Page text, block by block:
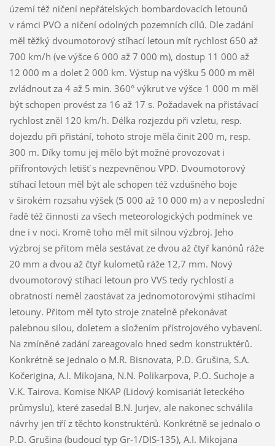
území též ničení nepřátelských bombardovacích letounů
v rámci PVO a ničení odolných pozemních cílů. Dle zadání
měl těžký dvoumotorový stíhací letoun mít rychlost 650 až
700 km/h (ve výšce 6 000 až 7 000 m), dostup 11 000 až
12 000 m a dolet 2 000 km. Výstup na výšku 5 000 m měl
zvládnout za 4 až 5 min. 360° výkrut ve výšce 1 000 m měl
být schopen provést za 16 až 17 s. Požadavek na přistávací
rychlost zněl 120 km/h. Délka rozjezdu při vzletu, resp.
dojezdu při přistání, tohoto stroje měla činit 200 m, resp.
300 m. Díky tomu jej mělo být možné provozovat i
přífrontových letišť s nezpevněnou VPD. Dvoumotorový
stíhací letoun měl být ale schopen též vzdušného boje
v širokém rozsahu výšek (5 000 až 10 000 m) a v neposlední
řadě též činnosti za všech meteorologických podmínek ve
dne i v noci. Kromě toho měl mít silnou výzbroj. Jeho
výzbroj se přitom měla sestávat ze dvou až čtyř kanónů ráže
20 mm a dvou až čtyř kulometů ráže 12,7 mm. Nový
dvoumotorový stíhací letoun pro VVS tedy rychlostí a
obratností neměl zaostávat za jednomotorovými stíhacími
letouny. Přitom měl tyto stroje znatelně překonávat
palebnou silou, doletem a složením přístrojového vybavení.
Na zmíněné zadání zareagovalo hned sedm konstruktérů.
Konkrétně se jednalo o M.R. Bisnovata, P.D. Grušina, S.A.
Kočerigina, A.I. Mikojana, N.N. Polikarpova, P.O. Suchoje a
V.K. Tairova. Komise NKAP (Lidový komisariát leteckého
průmyslu), které zasedal B.N. Jurjev, ale nakonec schválila
návrhy jen tří z těchto konstruktérů. Konkrétně se jednalo o
P.D. Grušina (budoucí typ Gr-1/DIS-135), A.I. Mikojana